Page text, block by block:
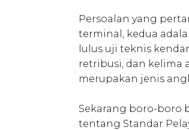
Persoalan yang
terminal, kedua
lulus uji teknis
retribusi, dan kelima
merupakan jenis
Sekarang boro-boro
tentang Standar